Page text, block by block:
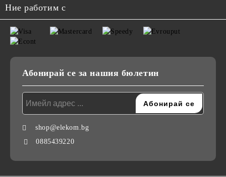
Ние работим с
Абонирай се за нашия бюлетин
shop@elekom.bg
0885439220